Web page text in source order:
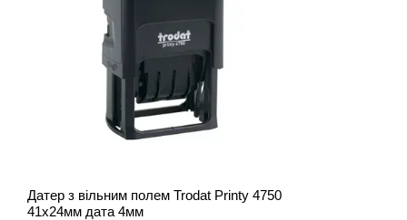
Датер з вільним полем Trodat Printy 4750
41х24мм дата 4мм